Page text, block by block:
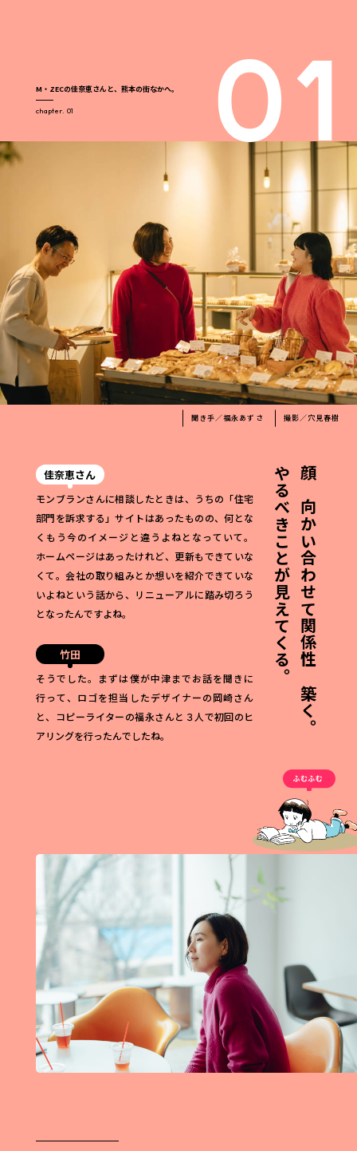
M・ZECの佳奈恵さんと、熊本の街なかへ。
chapter. 01
聞き手／福永あずさ 撮影／穴見春樹
佳奈恵さん
モンブランさんに相談したときは、うちの「住宅
部門を訴求する」サイトはあったものの、何とな
くもう今のイメージと違うよねとなっていて。
ホームページはあったけれど、更新もできていな
くて。会社の取り組みとか想いを紹介できていな
いよねという話から、リニューアルに踏み切ろう
となったんですよね。
竹田
そうでした。まずは僕が中津までお話を聞きに
行って、ロゴを担当したデザイナーの岡崎さん
と、コピーライターの福永さんと３人で初回のヒ
アリングを行ったんでしたね。
顔を向かい合わせて関係性を築く。
やるべきことが見えてくる。